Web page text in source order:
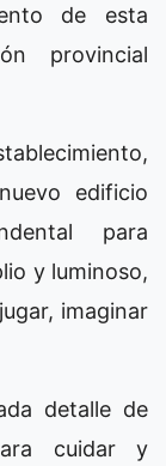
de esta
provincial
edificio
para
y luminoso,
imaginar
detalle de
cuidar y